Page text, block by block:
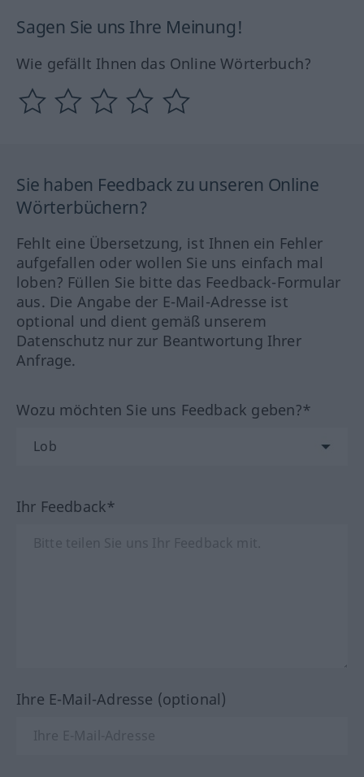
Sagen Sie uns Ihre Meinung!
Wie gefällt Ihnen das Online Wörterbuch?
Sie haben Feedback zu unseren Online
Wörterbüchern?
Fehlt eine Übersetzung, ist Ihnen ein Fehler
aufgefallen oder wollen Sie uns einfach mal
loben? Füllen Sie bitte das Feedback-Formular
aus. Die Angabe der E-Mail-Adresse ist
optional und dient gemäß unserem
Datenschutz nur zur Beantwortung Ihrer
Anfrage.
Wozu möchten Sie uns Feedback geben?*
Ihr Feedback*
Ihre E-Mail-Adresse (optional)